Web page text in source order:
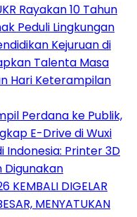
Rayakan 10 Tahun
Peduli Lingkungan
Kejuruan di
Talenta Masa
Hari Keterampilan
Perdana ke Publik,
E-Drive di Wuxi
Indonesia: Printer 3D
Digunakan
KEMBALI DIGELAR
MENYATUKAN